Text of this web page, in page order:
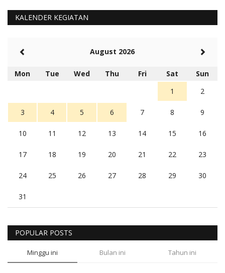
KALENDER KEGIATAN
August 2026
Mon Tue Wed Thu Fri Sat
Sun
1
2
3 4 5 6 7 8 9
10 11 12 13 14 15 16
17 18 19 20 21 22 23
24 25 26 27 28 29 30
31
POPULAR POSTS
Minggu ini Bulan ini Tahun ini